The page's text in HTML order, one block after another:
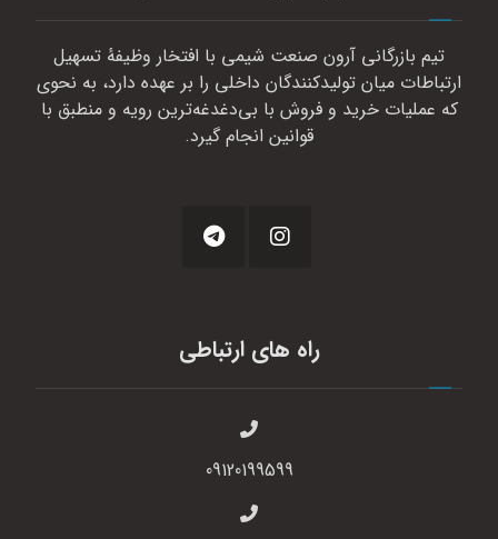
تیم بازرگانی آرون صنعت شیمی با افتخار وظیفهٔ تسهیل
ارتباطات میان تولیدکنندگان داخلی را بر عهده دارد، به نحوی
که عملیات خرید و فروش با بی‌دغدغه‌ترین رویه و منطبق با
قوانین انجام گیرد.
راه های ارتباطی
09120199599